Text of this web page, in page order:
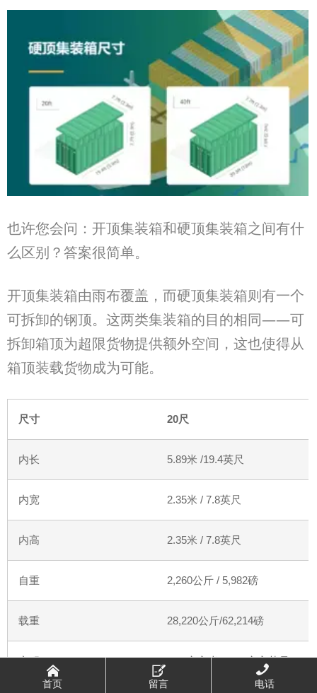
也许您会问：开顶集装箱和硬顶集装箱之间有什
么区别？答案很简单。
开顶集装箱由雨布覆盖，而硬顶集装箱则有一个
可拆卸的钢顶。这两类集装箱的目的相同——可
拆卸箱顶为超限货物提供额外空间，这也使得从
箱顶装载货物成为可能。
尺寸 20尺
内长 5.89米 /19.4英尺
内宽 2.35米 / 7.8英尺
内高 2.35米 / 7.8英尺
自重 2,260公斤 / 5,982磅
载重 28,220公斤/62,214磅
容积 32.7立方米/1,155立方英尺

首页

留言

电话